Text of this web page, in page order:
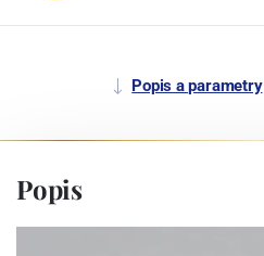
Popis a parametry
Popis